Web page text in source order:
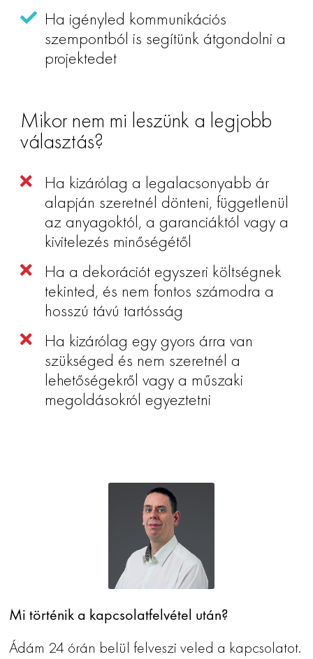
Ha igényled kommunikációs
szempontból is segítünk átgondolni a
projektedet
Mikor nem mi leszünk a legjobb
választás?
Ha kizárólag a legalacsonyabb ár
alapján szeretnél dönteni, függetlenül
az anyagoktól, a garanciáktól vagy a
kivitelezés minőségétől
Ha a dekorációt egyszeri költségnek
tekinted, és nem fontos számodra a
hosszú távú tartósság
Ha kizárólag egy gyors árra van
szükséged és nem szeretnél a
lehetőségekről vagy a műszaki
megoldásokról egyeztetni
Mi történik a kapcsolatfelvétel után?
Ádám 24 órán belül felveszi veled a kapcsolatot.